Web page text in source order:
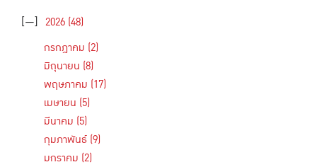
[—] 2026 (48)
กรกฎาคม (2)
มิถุนายน (8)
พฤษภาคม (17)
เมษายน (5)
มีนาคม (5)
กุมภาพันธ์ (9)
มกราคม (2)